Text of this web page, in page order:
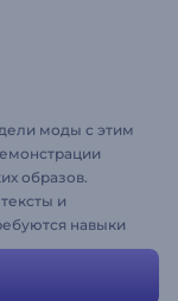
моды с этим
образов.
и
навыки